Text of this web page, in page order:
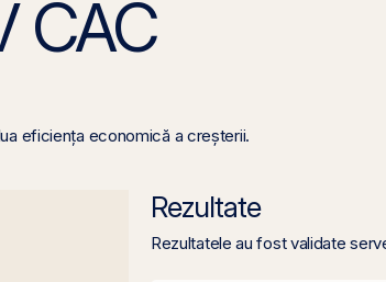
CAC
eficiența economică a creșterii.
Rezultate
Rezultatele au fost validate